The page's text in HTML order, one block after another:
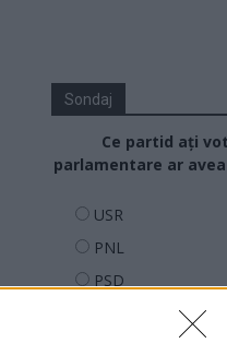
Sondaj
Ce partid ați
parlamentare ar
USR
PNL
PSD